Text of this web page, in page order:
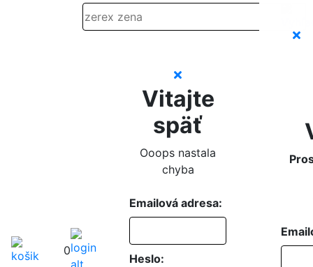
0
Vitajte
späť
Ooops nastala
chyba
Emailová adresa:
Heslo: